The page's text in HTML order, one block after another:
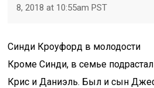
8, 2018 at 10:55am PST
Синди Кроуфорд в молодости
Кроме Синди, в семье
Крис и Даниэль. Был и сын